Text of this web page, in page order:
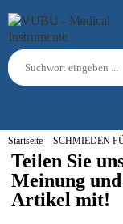
Startseite SCHMIEDEN
Teilen Sie
Meinung
Artikel mit!